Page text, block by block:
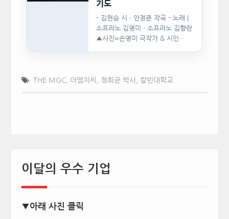
기도
- 김현승 시 · 안정준 작곡 - 노래 |
소프라노 김영미 · 소프라노 김향란
▲사진=손영미 극작가 & 시인…
THE MGC, 더엠지씨 정희균 박사, 칼빈대학교
이달의 우수 기업
▼아래 사진 클릭